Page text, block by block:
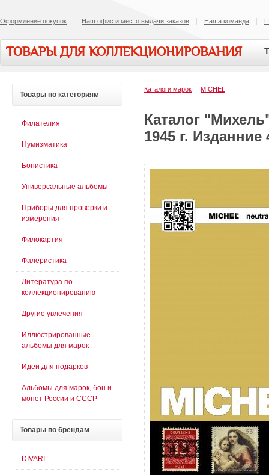
Оформление покупок Наш офис и место выдачи заказов Наша команда
ТОВАРЫ ДЛЯ КОЛЛЕКЦИОНИРОВАНИЯ
Каталоги марок | MICHEL
Каталог
1945 г. Изданние
Товары по категориям
Филателия
Нумизматика
Бонистика
Универсальные альбомы
Приборы для проверки и
измерения
Филокартия
Фалеристика
Литература по
коллекционированию
Другие увлечения
Иллюстрированные
альбомы для марок
Идеи для подарков
Альбомы для марок, бон и
монет России и СССР
Товары по брендам
DIVARI